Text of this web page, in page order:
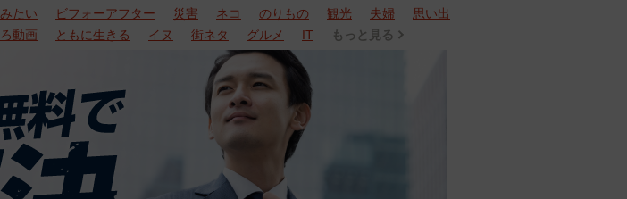
たい ビフォーアフター 災害 ネコ のりもの 観光 夫婦
思い出
動画 ともに生きる イヌ 街ネタ グルメ IT もっと見る